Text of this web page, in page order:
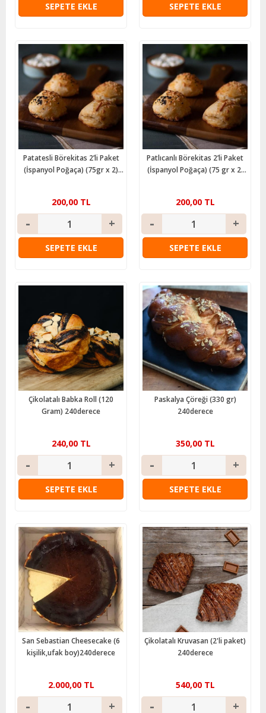
SEPETE EKLE SEPETE EKLE
Patatesli Börekitas 2’li Paket
(İspanyol Poğaça) (75gr x 2)
200,00 TL
SEPETE EKLE
Patlıcanlı Börekitas 2’li Paket
(İspanyol Poğaça) (75 gr x 2)
200,00 TL
SEPETE EKLE
Çikolatalı Babka Roll (120
Gram) 240derece
240,00 TL
SEPETE EKLE
Paskalya Çöreği (330 gr)
240derece
350,00 TL
SEPETE EKLE
San Sebastian Cheesecake (6
kişilik,ufak boy)240derece
2.000,00 TL
Çikolatalı Kruvasan (2'li paket)
240derece
540,00 TL